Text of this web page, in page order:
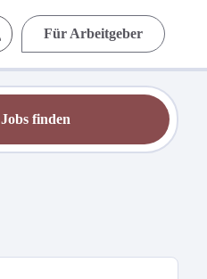
Für Arbeitgeber
Jobs finden